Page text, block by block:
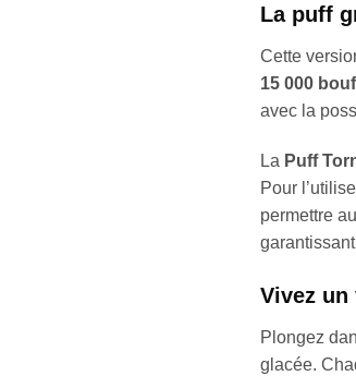
La puff
Cette
15 000
avec la
La Puff
Pour
permettre
Vivez un
Plongez
glacée.